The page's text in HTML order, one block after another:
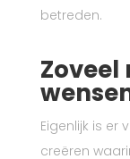
betreden.
Zoveel
Eigenlijk is er
creëren